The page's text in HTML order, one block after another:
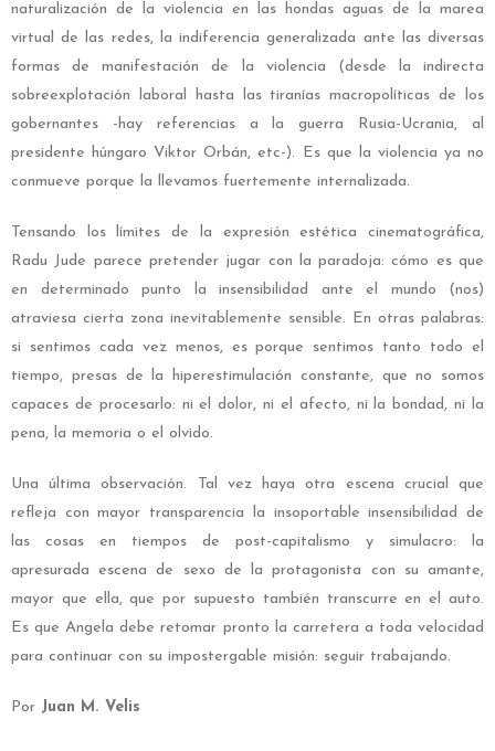
naturalización de la violencia en las hondas aguas de la marea
virtual de las redes, la indiferencia generalizada ante las diversas
formas de manifestación de la violencia (desde la indirecta
sobreexplotación laboral hasta las tiranías macropolíticas de los
gobernantes -hay referencias a la guerra Rusia-Ucrania, al
presidente húngaro Viktor Orbán, etc-). Es que la violencia ya no
conmueve porque la llevamos fuertemente internalizada.
Tensando los límites de la expresión estética cinematográfica,
Radu Jude parece pretender jugar con la paradoja: cómo es que
en determinado punto la insensibilidad ante el mundo (nos)
atraviesa cierta zona inevitablemente sensible. En otras palabras:
si sentimos cada vez menos, es porque sentimos tanto todo el
tiempo, presas de la hiperestimulación constante, que no somos
capaces de procesarlo: ni el dolor, ni el afecto, ni la bondad, ni la
pena, la memoria o el olvido.
Una última observación. Tal vez haya otra escena crucial que
refleja con mayor transparencia la insoportable insensibilidad de
las cosas en tiempos de post-capitalismo y simulacro: la
apresurada escena de sexo de la protagonista con su amante,
mayor que ella, que por supuesto también transcurre en el auto.
Es que Angela debe retomar pronto la carretera a toda velocidad
para continuar con su impostergable misión: seguir trabajando.
Por Juan M. Velis